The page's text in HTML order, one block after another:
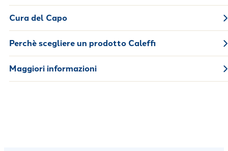
Cura del Capo
Perchè scegliere un prodotto Caleffi
Maggiori informazioni